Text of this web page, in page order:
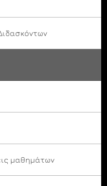
μαθημάτων